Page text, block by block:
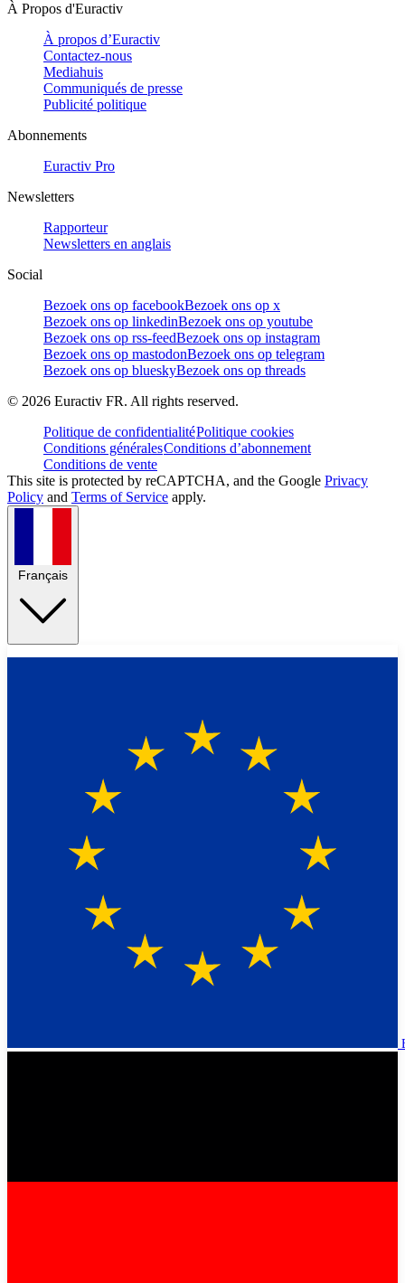
À Propos d'Euractiv
À propos d’Euractiv
Contactez-nous
Mediahuis
Communiqués de presse
Publicité politique
Abonnements
Euractiv Pro
Newsletters
Rapporteur
Newsletters en anglais
Social
Bezoek ons op facebookBezoek ons op x
Bezoek ons op linkedinBezoek ons op youtube
Bezoek ons op rss-feedBezoek ons op instagram
Bezoek ons op mastodonBezoek ons op telegram
Bezoek ons op blueskyBezoek ons op threads
© 2026 Euractiv FR. All rights reserved.
Politique de confidentialitéPolitique cookies
Conditions généralesConditions d’abonnement
Conditions de vente
This site is protected by reCAPTCHA, and the Google Privacy
Policy and Terms of Service apply.
Français